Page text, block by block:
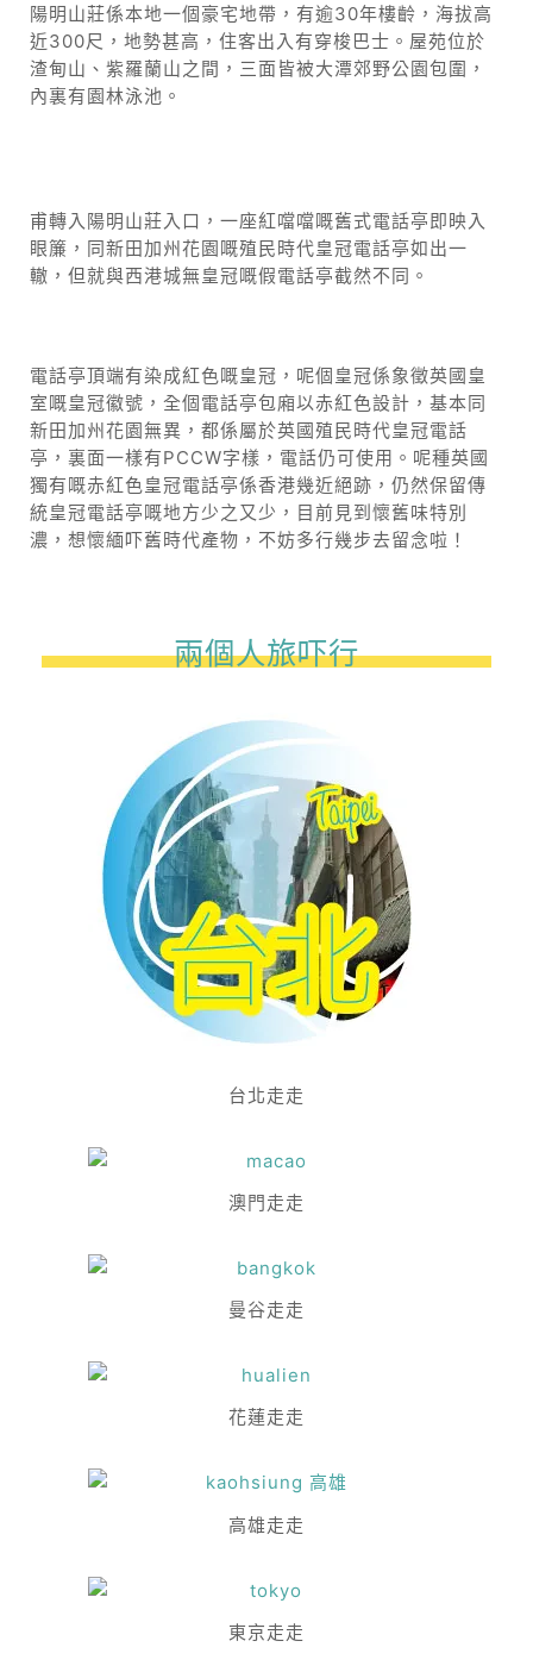
陽明山莊係本地一個豪宅地帶，有逾30年樓齡，海拔高
近300尺，地勢甚高，住客出入有穿梭巴士。屋苑位於
渣甸山、紫羅蘭山之間，三面皆被大潭郊野公園包圍，
內裏有園林泳池。
甫轉入陽明山莊入口，一座紅噹噹嘅舊式電話亭即映入
眼簾，同新田加州花園嘅殖民時代皇冠電話亭如出一
轍，但就與西港城無皇冠嘅假電話亭截然不同。
電話亭頂端有染成紅色嘅皇冠，呢個皇冠係象徵英國皇
室嘅皇冠徽號，全個電話亭包廂以赤紅色設計，基本同
新田加州花園無異，都係屬於英國殖民時代皇冠電話
亭，裏面一樣有PCCW字樣，電話仍可使用。呢種英國
獨有嘅赤紅色皇冠電話亭係香港幾近絕跡，仍然保留傳
統皇冠電話亭嘅地方少之又少，目前見到懷舊味特別
濃，想懷緬吓舊時代產物，不妨多行幾步去留念啦！
兩個人旅吓行
台北走走
澳門走走
曼谷走走
花蓮走走
高雄走走
東京走走